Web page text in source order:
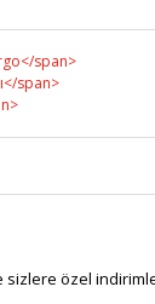
sizlere özel